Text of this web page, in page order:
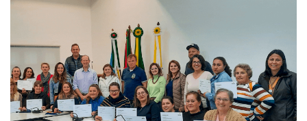
História do Município
Símbolos Oficiais
Estrutura Organizacional